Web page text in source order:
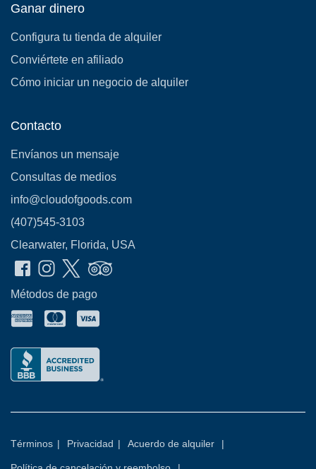
Ganar dinero
Configura tu tienda de alquiler
Conviértete en afiliado
Cómo iniciar un negocio de alquiler
Contacto
Envíanos un mensaje
Consultas de medios
info@cloudofgoods.com
(407)545-3103
Clearwater, Florida, USA
Métodos de pago
Términos | Privacidad | Acuerdo de alquiler |